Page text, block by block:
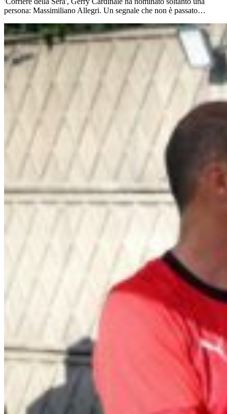
persona: Massimiliano Allegri. Un segnale che non è passato…